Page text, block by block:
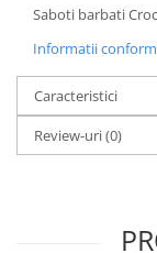
Saboti barbati
Informatii
Caracteristici
Review-uri(0)